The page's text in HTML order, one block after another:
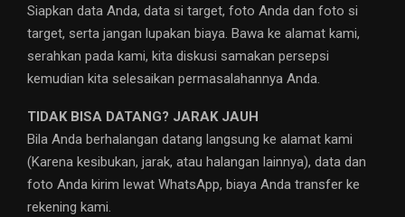
Siapkan data Anda, data si target, foto Anda dan foto si
target, serta jangan lupakan biaya. Bawa ke alamat kami,
serahkan pada kami, kita diskusi samakan persepsi
kemudian kita selesaikan permasalahannya Anda.
TIDAK BISA DATANG? JARAK JAUH
Bila Anda berhalangan datang langsung ke alamat kami
(Karena kesibukan, jarak, atau halangan lainnya), data dan
foto Anda kirim lewat WhatsApp, biaya Anda transfer ke
rekening kami.